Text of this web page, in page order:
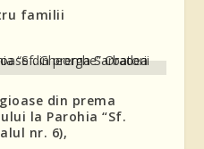
familii
din prema
la Parohia “Sf.
nr. 6),